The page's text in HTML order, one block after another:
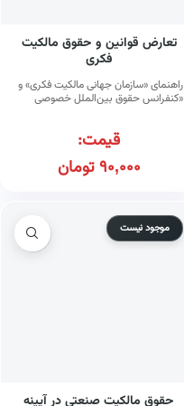
تعارض قوانین و حقوق مالکیت
فکری
راهنمای «سازمان جهانی مالکیت فکری» و
«کنفرانس حقوق بین‌الملل خصوصی
قیمت:
90,000تومان
موجود نیست
حقوق مالکیت صنعتی در آیینه